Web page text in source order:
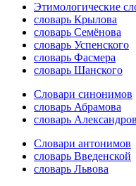
Этимологические
словарь Крылова
словарь Семёнова
словарь Успенского
словарь Фасмера
словарь Шанского
Словари синонимов
словарь Абрамова
словарь
Словари антонимов
словарь Введенской
словарь Львова